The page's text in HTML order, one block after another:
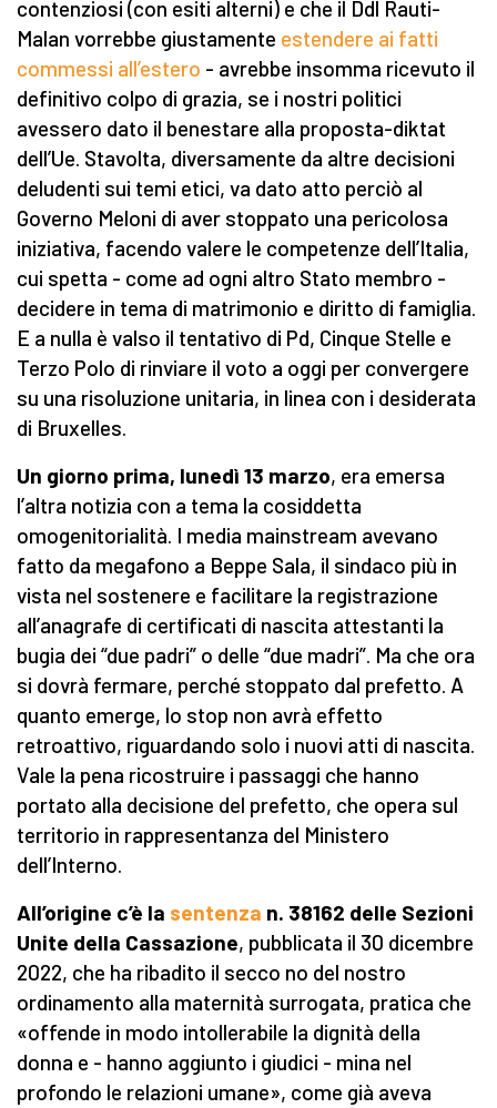
contenziosi (con esiti alterni) e che il Ddl Rauti-
Malan vorrebbe giustamente estendere ai fatti
commessi all’estero - avrebbe insomma ricevuto il
definitivo colpo di grazia, se i nostri politici
avessero dato il benestare alla proposta-diktat
dell’Ue. Stavolta, diversamente da altre decisioni
deludenti sui temi etici, va dato atto perciò al
Governo Meloni di aver stoppato una pericolosa
iniziativa, facendo valere le competenze dell’Italia,
cui spetta - come ad ogni altro Stato membro -
decidere in tema di matrimonio e diritto di famiglia.
E a nulla è valso il tentativo di Pd, Cinque Stelle e
Terzo Polo di rinviare il voto a oggi per convergere
su una risoluzione unitaria, in linea con i desiderata
di Bruxelles.
Un giorno prima, lunedì 13 marzo, era emersa
l’altra notizia con a tema la cosiddetta
omogenitorialità. I media mainstream avevano
fatto da megafono a Beppe Sala, il sindaco più in
vista nel sostenere e facilitare la registrazione
all’anagrafe di certificati di nascita attestanti la
bugia dei “due padri” o delle “due madri”. Ma che ora
si dovrà fermare, perché stoppato dal prefetto. A
quanto emerge, lo stop non avrà effetto
retroattivo, riguardando solo i nuovi atti di nascita.
Vale la pena ricostruire i passaggi che hanno
portato alla decisione del prefetto, che opera sul
territorio in rappresentanza del Ministero
dell’Interno.
All’origine c’è la sentenza n. 38162 delle Sezioni
Unite della Cassazione, pubblicata il 30 dicembre
2022, che ha ribadito il secco no del nostro
ordinamento alla maternità surrogata, pratica che
«offende in modo intollerabile la dignità della
donna e - hanno aggiunto i giudici - mina nel
profondo le relazioni umane», come già aveva